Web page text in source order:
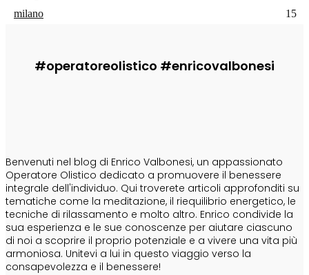
milano
15
#operatoreolistico #enricovalbonesi
Benvenuti nel blog di Enrico Valbonesi, un appassionato
Operatore Olistico dedicato a promuovere il benessere
integrale dell'individuo. Qui troverete articoli approfonditi su
tematiche come la meditazione, il riequilibrio energetico, le
tecniche di rilassamento e molto altro. Enrico condivide la
sua esperienza e le sue conoscenze per aiutare ciascuno
di noi a scoprire il proprio potenziale e a vivere una vita più
armoniosa. Unitevi a lui in questo viaggio verso la
consapevolezza e il benessere!